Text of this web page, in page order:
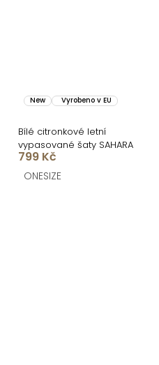
New Vyrobeno v EU
Bílé citronkové letní
vypasované šaty SAHARA
799 Kč
ONESIZE